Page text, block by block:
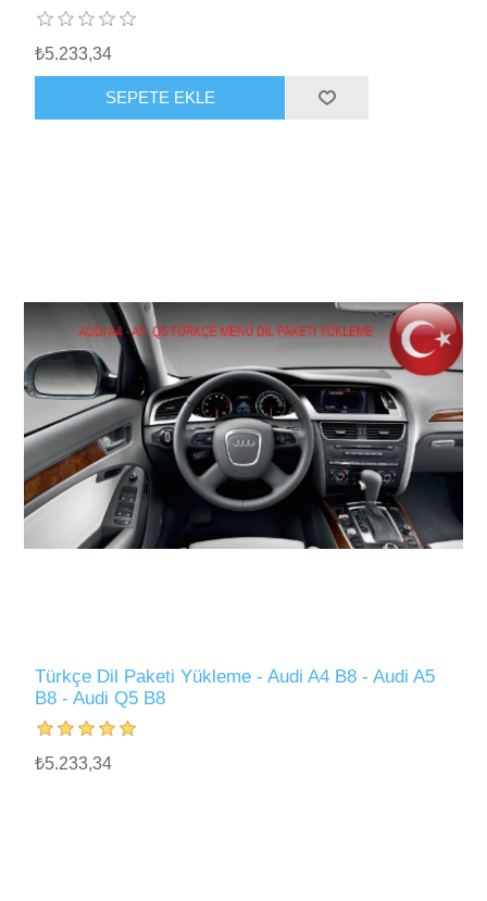
₺5.233,34
SEPETE EKLE
Türkçe Dil Paketi Yükleme - Audi A4 B8 - Audi A5
B8 - Audi Q5 B8
₺5.233,34